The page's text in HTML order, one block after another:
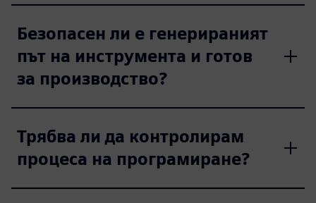
Безопасен ли е генерираният
път на инструмента и готов
за производство?
Трябва ли да контролирам
процеса на програмиране?